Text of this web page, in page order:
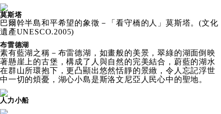
莫斯塔
巴爾幹半島和平希望的象徵－「看守橋的人」莫斯塔。(文化
遺產UNESCO.2005)
布雷德湖
素有藍湖之稱－布雷德湖，如畫般的美景，翠綠的湖面倒映
著懸崖上的古堡，構成了人與自然的完美結合，蔚藍的湖水
在群山所環抱下，更凸顯出悠然恬靜的景緻，令人忘記浮世
中一切的煩憂，湖心小島是斯洛文尼亞人民心中的聖地。
人力小船